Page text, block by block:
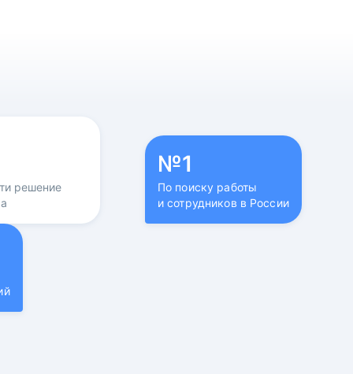
решение
№1
По поиску работы
и сотрудников в России